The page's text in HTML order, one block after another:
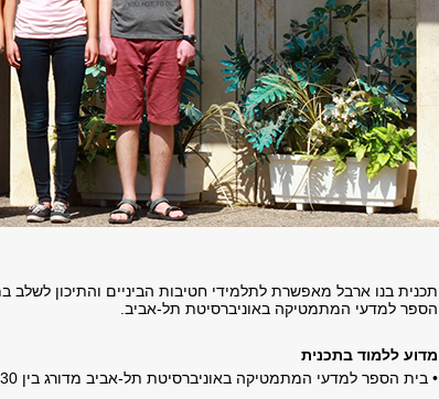
תכנית בנו ארבל מאפשרת לתלמידי חטיבות הביניים והתיכון
הספר למדעי המתמטיקה באוניברסיטת תל-אביב.
מדוע ללמוד בתכנית
• בית הספר למדעי המתמטיקה באוניברסיטת תל-אביב מדורג בין 30 בתי הספר למתמטיקה הטובים בעולם